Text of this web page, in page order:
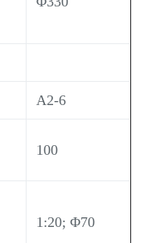
A2-6
100
1:20; Φ70